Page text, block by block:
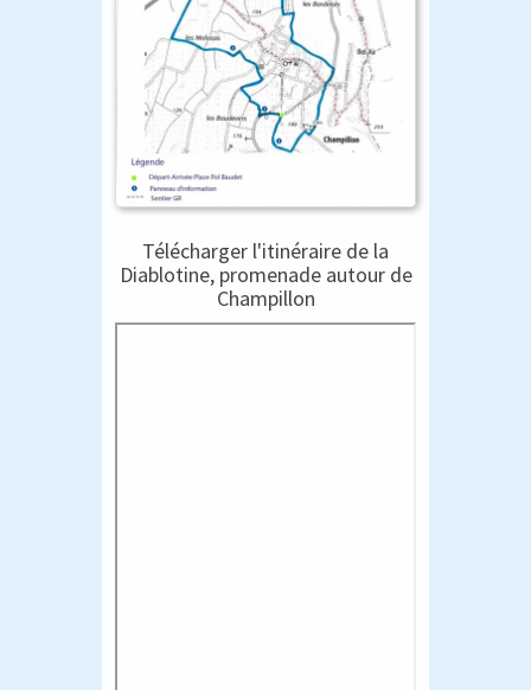
Télécharger l'itinéraire de la
Diablotine, promenade autour de
Champillon